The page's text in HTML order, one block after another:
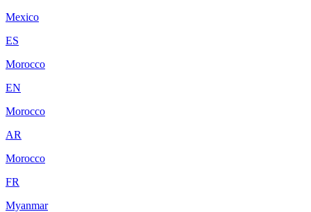
Mexico
ES
Morocco
EN
Morocco
AR
Morocco
FR
Myanmar